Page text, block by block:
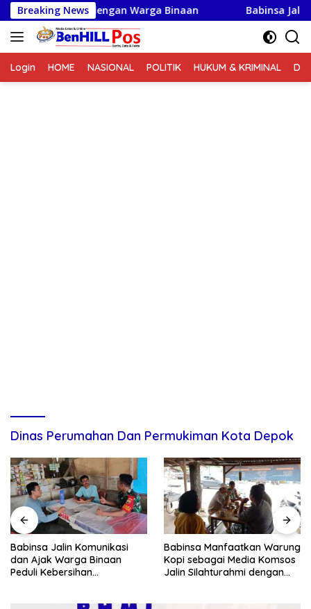
Langsung
ke
konten
Breaking News
dengan Warga Binaan Babinsa Jalin
Login HOME NASIONAL POLITIK HUKUM & KRIMINAL
Dinas Perumahan Dan Permukiman Kota Depok
Babinsa Jalin Komunikasi
dan Ajak Warga Binaan
Peduli Kebersihan
Babinsa Manfaatkan Warung
Kopi sebagai Media Komsos
Jalin Silahturahmi dengan